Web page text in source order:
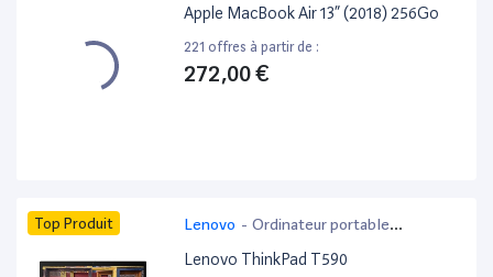
Apple MacBook Air 13” (2018) 256Go
221 offres à partir de :
272,00 €
Top Produit Lenovo - Ordinateur portable
bureautique
Lenovo ThinkPad T590